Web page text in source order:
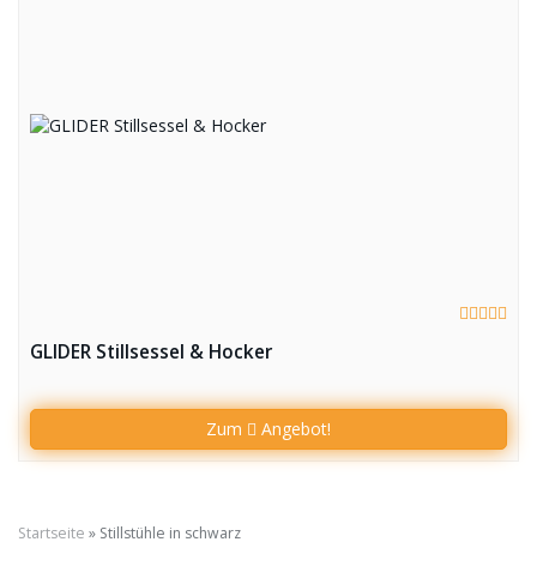
GLIDER Stillsessel & Hocker
Zum Angebot!
Startseite » Stillstühle in schwarz